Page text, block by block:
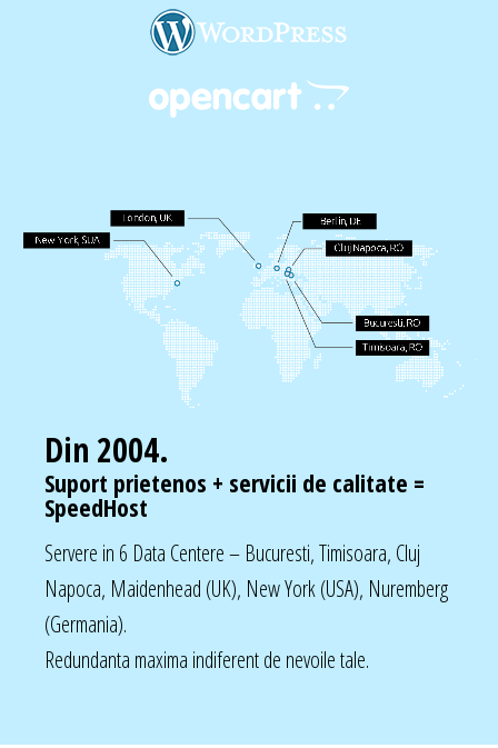
Din 2004.
Suport prietenos + servicii de calitate =
SpeedHost
Servere in 6 Data Centere – Bucuresti, Timisoara, Cluj
Napoca, Maidenhead (UK), New York (USA), Nuremberg
(Germania).
Redundanta maxima indiferent de nevoile tale.